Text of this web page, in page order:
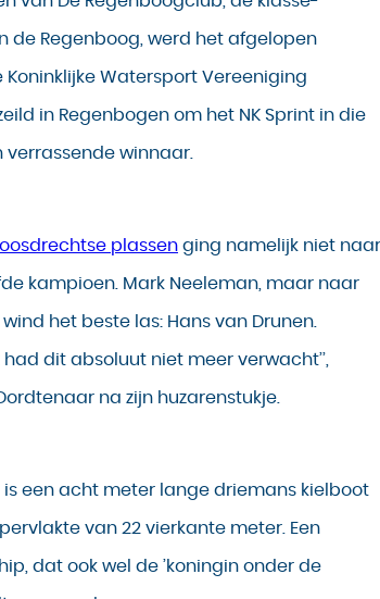
de Regenboog, werd het afgelopen
Koninklijke Watersport Vereeniging
in Regenbogen om het NK Sprint in die
verrassende winnaar.
plassen ging namelijk niet naar
kampioen. Mark Neeleman, maar naar
het beste las: Hans van Drunen.
had dit absoluut niet meer verwacht’’,
na zijn huzarenstukje.
is een acht meter lange driemans kielboot
van 22 vierkante meter. Een
dat ook wel de ’koningin onder de